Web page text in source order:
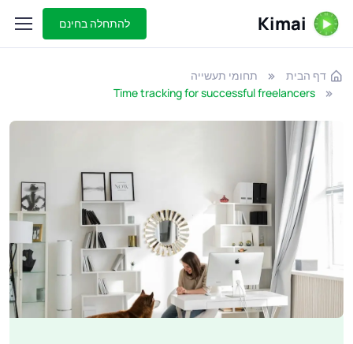
Kimai להתחלה בחינם
דף הבית
תחומי תעשייה
Time tracking for successful freelancers